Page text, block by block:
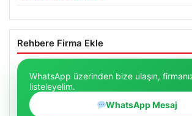
Rehbere Firma Ekle
WhatsApp üzerinden bize ulaşın,
listeleyelim.
WhatsApp Mesaj